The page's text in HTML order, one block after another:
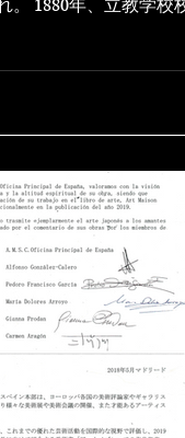
1880年、立教学校校
念するようになり、